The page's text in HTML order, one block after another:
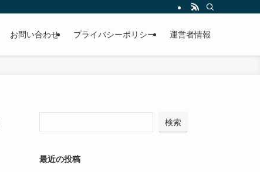
お問い合わせ プライバシーポリシー 運営者情報
検索
最近の投稿